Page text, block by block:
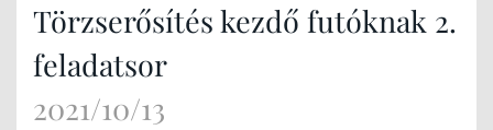
Törzserősítés kezdő futóknak 2.
feladatsor
2021/10/13